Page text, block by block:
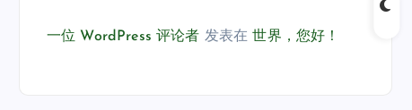
一位 WordPress 评论者 发表在世界，您好！